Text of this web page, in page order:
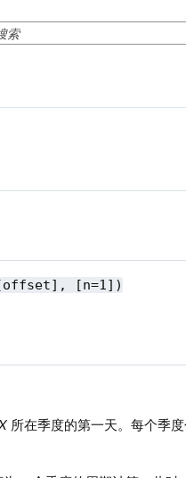
[offset], [n=1])
所在季度的第一天。每个季